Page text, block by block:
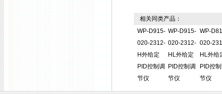
相关同类产品：
WP-D915-
020-2312-
H外给定
PID控制调
节仪
WP-D915-
020-2312-
HL外给定
PID控制调
节仪
WP-
020-
HL外给
PID控
节仪